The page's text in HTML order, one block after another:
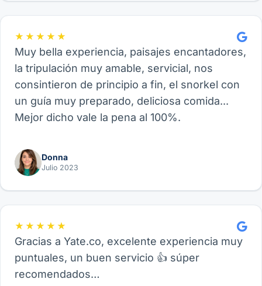
★★★★★
Muy bella experiencia, paisajes encantadores,
la tripulación muy amable, servicial, nos
consintieron de principio a fin, el snorkel con
un guía muy preparado, deliciosa comida...
Mejor dicho vale la pena al 100%.
Donna
Julio 2023
★★★★★
Gracias a Yate.co, excelente experiencia muy
puntuales, un buen servicio 👍 súper
recomendados…